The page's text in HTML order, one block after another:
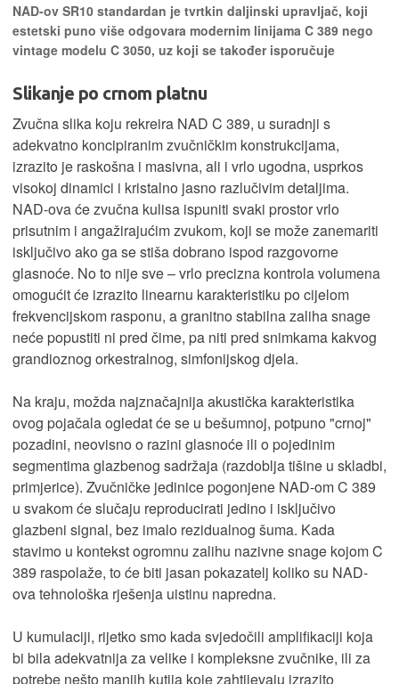
NAD-ov SR10 standardan je tvrtkin daljinski upravljač, koji
estetski puno više odgovara modernim linijama C 389 nego
vintage modelu C 3050, uz koji se također isporučuje
Slikanje po crnom platnu
Zvučna slika koju rekreira NAD C 389, u suradnji s
adekvatno koncipiranim zvučničkim konstrukcijama,
izrazito je raskošna i masivna, ali i vrlo ugodna, usprkos
visokoj dinamici i kristalno jasno razlučivim detaljima.
NAD-ova će zvučna kulisa ispuniti svaki prostor vrlo
prisutnim i angažirajućim zvukom, koji se može zanemariti
isključivo ako ga se stiša dobrano ispod razgovorne
glasnoće. No to nije sve – vrlo precizna kontrola volumena
omogućit će izrazito linearnu karakteristiku po cijelom
frekvencijskom rasponu, a granitno stabilna zaliha snage
neće popustiti ni pred čime, pa niti pred snimkama kakvog
grandioznog orkestralnog, simfonijskog djela.
Na kraju, možda najznačajnija akustička karakteristika
ovog pojačala ogledat će se u bešumnoj, potpuno "crnoj"
pozadini, neovisno o razini glasnoće ili o pojedinim
segmentima glazbenog sadržaja (razdoblja tišine u skladbi,
primjerice). Zvučničke jedinice pogonjene NAD-om C 389
u svakom će slučaju reproducirati jedino i isključivo
glazbeni signal, bez imalo rezidualnog šuma. Kada
stavimo u kontekst ogromnu zalihu nazivne snage kojom C
389 raspolaže, to će biti jasan pokazatelj koliko su NAD-
ova tehnološka rješenja uistinu napredna.
U kumulaciji, rijetko smo kada svjedočili amplifikaciji koja
bi bila adekvatnija za velike i kompleksne zvučnike, ili za
potrebe nešto manjih kutija koje zahtijevaju izrazito